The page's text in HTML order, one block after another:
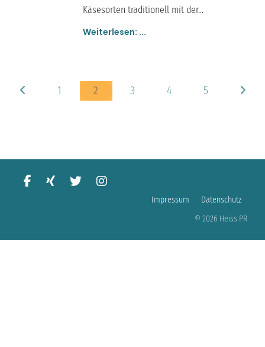
Käsesorten traditionell mit der...
Weiterlesen: ...
1 2 3 4 5
Impressum
Datenschutz
© 2026 Heiss PR